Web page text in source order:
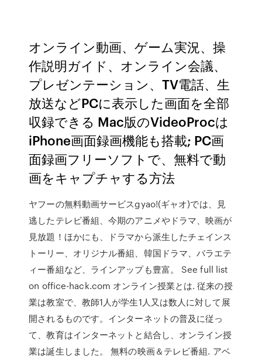
オンライン動画、ゲーム実況、操
作説明ガイド、オンライン会議、
プレゼンテーション、TV電話、生
放送などPCに表示した画面を全部
収録できる Mac版のVideoProcは
iPhone画面録画機能も搭載; PC画
面録画フリーソフトで、無料で動
画をキャプチャする方法
ヤフーの無料動画サービスgyao!(ギャオ)では、見
逃したテレビ番組、今期のアニメやドラマ、映画が
見放題！ほかにも、ドラマから派生したチェインス
トーリー、オリジナル番組、韓国ドラマ、バラエテ
ィー番組など、ラインアップも豊富。 See full list
on office-hack.com オンライン授業とは. 従来の授
業は教室で、教師1人が学生1人又は数人に対して展
開されるものです。インターネットの普及に従っ
て、教育はインターネットと結合し、オンライン授
業は誕生しました。 無料の映画＆テレビ番組. アベ